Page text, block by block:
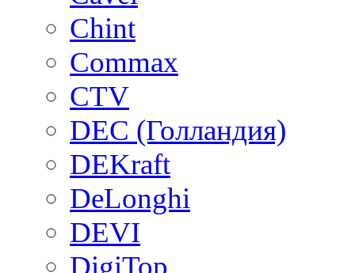
Chint
Commax
CTV
DEC (Голландия)
DEKraft
DeLonghi
DEVI
DigiTop